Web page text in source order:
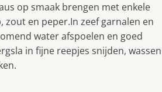
op smaak brengen met enkele
zout en peper.In zeef garnalen en
water afspoelen en goed
in fijne reepjes snijden, wassen